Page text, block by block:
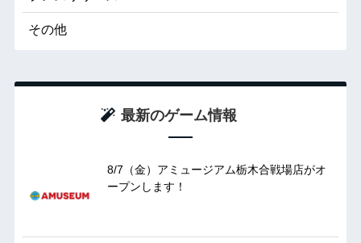
その他
最新のゲーム情報
8/7（金）アミュージアム栃木合戦場店がオ
ープンします！